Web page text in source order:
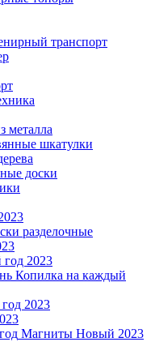
транспорт
металла
шкатулки
доски
разделочные
2023
Копилка на каждый
2023
Магниты Новый 2023